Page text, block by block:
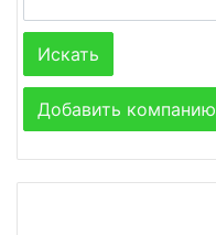
Добавить компанию